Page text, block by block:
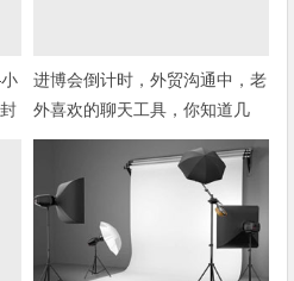
进博会倒计时，外贸沟通中，老
外喜欢的聊天工具，你知道几
种？